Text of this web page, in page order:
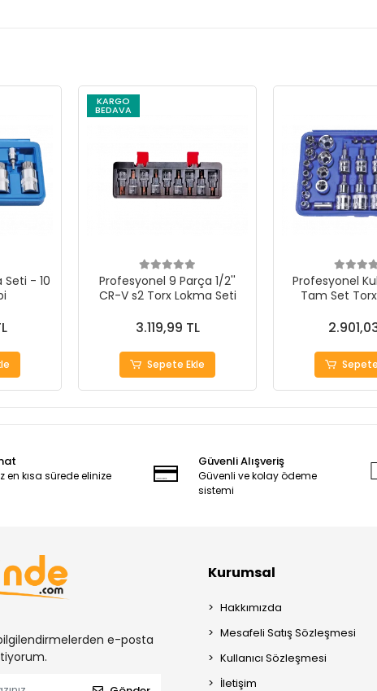
Seti - 10
KARGO
BEDAVA
Profesyonel 9 Parça 1/2''
CR-V s2 Torx Lokma Seti
3.119,99 TL
Sepete Ekle
Profesyonel
Tam Set
en kısa sürede elinize
Güvenli Alışveriş
Güvenli ve kolay ödeme
sistemi
e-posta
Kurumsal
Hakkımızda
Mesafeli Satış Sözleşmesi
Kullanıcı Sözleşmesi
İletişim